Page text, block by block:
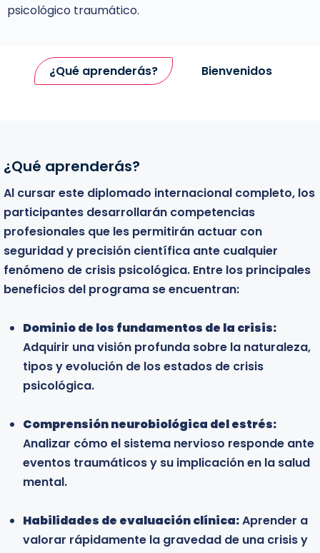
psicológico traumático.
¿Qué aprenderás? Bienvenidos
¿Qué aprenderás?
Al cursar este diplomado internacional completo, los
participantes desarrollarán competencias
profesionales que les permitirán actuar con
seguridad y precisión científica ante cualquier
fenómeno de crisis psicológica. Entre los principales
beneficios del programa se encuentran:
Dominio de los fundamentos de la crisis:
Adquirir una visión profunda sobre la naturaleza,
tipos y evolución de los estados de crisis
psicológica.
Comprensión neurobiológica del estrés:
Analizar cómo el sistema nervioso responde ante
eventos traumáticos y su implicación en la salud
mental.
Habilidades de evaluación clínica:Aprender a
valorar rápidamente la gravedad de una crisis y
Bienvenidos
Este diplomado está dirigido a todos aquellos
profesionales y estudiantes que desean profundizar
en el conocimiento clínico de las crisis y fortalecer
sus competencias para brindar apoyo emotional
oportuno y profesional en situaciones de alta
vulnerabilidad. El programa está especialmente
Profesionales de la salud mental:Psicólogos,
psiquiatras y psicoterapeutas que buscan
especializarse en el manejo de urgencias
intervención para estabilizar pacientes en crisis.
Profesionales del área médica y servicios de
emergencia:
adquirir herramientas de contención emocional
para mejorar la atención integral durante